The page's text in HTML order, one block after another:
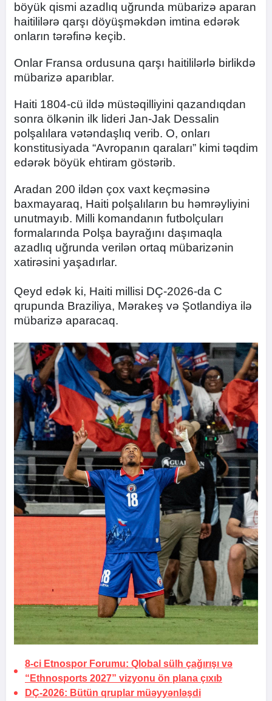
böyük qismi azadlıq uğrunda mübarizə aparan
haitililərə qarşı döyüşməkdən imtina edərək
onların tərəfinə keçib.
Onlar Fransa ordusuna qarşı haitililərlə birlikdə
mübarizə aparıblar.
Haiti 1804-cü ildə müstəqilliyini qazandıqdan
sonra ölkənin ilk lideri Jan-Jak Dessalin
polşalılara vətəndaşlıq verib. O, onları
konstitusiyada “Avropanın qaraları” kimi təqdim
edərək böyük ehtiram göstərib.
Aradan 200 ildən çox vaxt keçməsinə
baxmayaraq, Haiti polşalıların bu həmrəyliyini
unutmayıb. Milli komandanın futbolçuları
formalarında Polşa bayrağını daşımaqla
azadlıq uğrunda verilən ortaq mübarizənin
xatirəsini yaşadırlar.
Qeyd edək ki, Haiti millisi DÇ-2026-da C
qrupunda Braziliya, Mərakeş və Şotlandiya ilə
mübarizə aparacaq.
8-ci Etnospor Forumu: Qlobal sülh çağırışı və
“Ethnosports 2027” vizyonu ön plana çıxıb
DÇ-2026: Bütün qruplar müəyyənləşdi